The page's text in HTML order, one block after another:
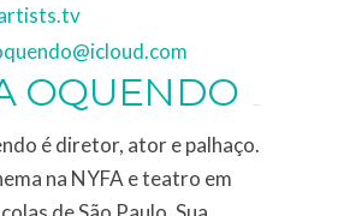
OQUENDO
é diretor, ator e palhaço.
na NYFA e teatro em